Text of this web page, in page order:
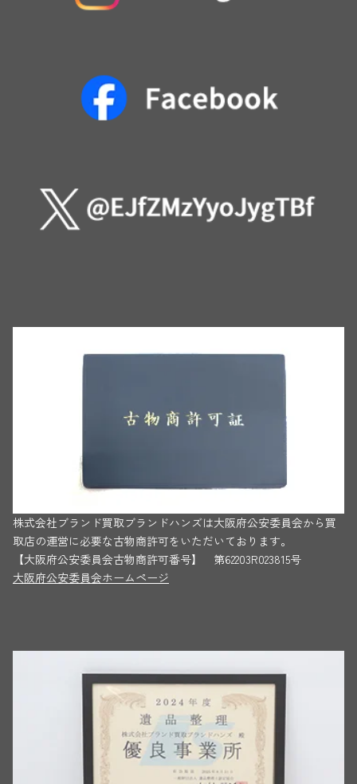
株式会社ブランド買取ブランドハンズは大阪府公安委員会から買
取店の運営に必要な古物商許可をいただいております。
【大阪府公安委員会古物商許可番号】 第62203R023815号
大阪府公安委員会ホームページ